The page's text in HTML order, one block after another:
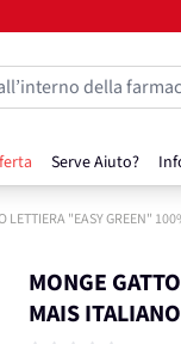
Serve Aiuto?
della
LETTIERA "EASY GREEN"
MONGE
MAIS